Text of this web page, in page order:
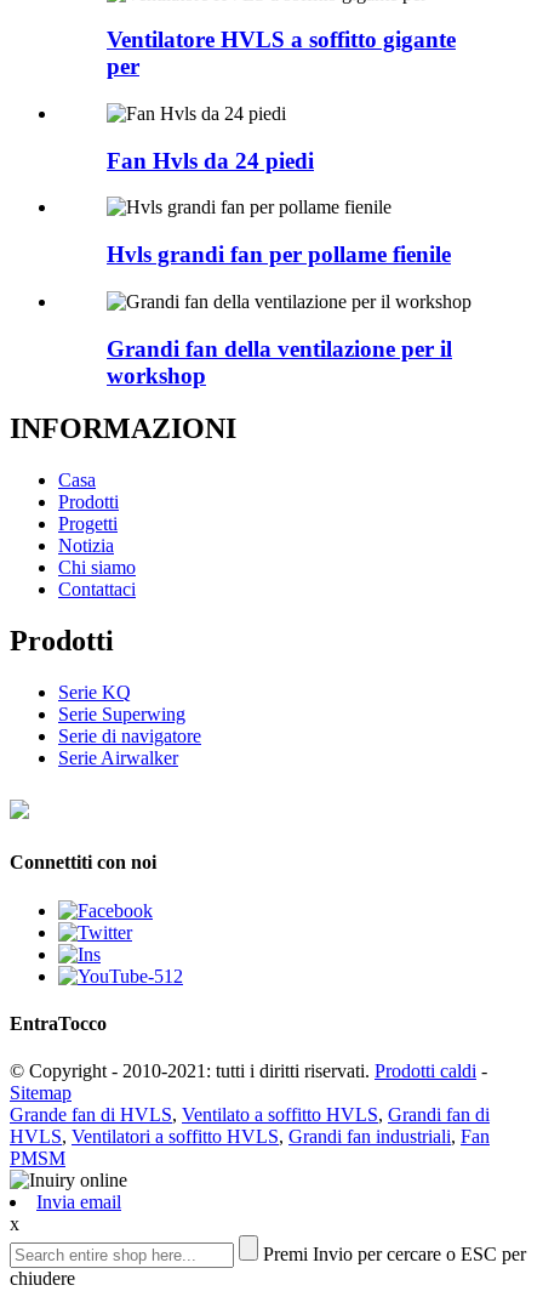
Ventilatore HVLS a soffitto gigante
per
Fan Hvls da 24 piedi
Hvls grandi fan per pollame fienile
Grandi fan della ventilazione per il
workshop
INFORMAZIONI
Casa
Prodotti
Progetti
Notizia
Chi siamo
Contattaci
Prodotti
Serie KQ
Serie Superwing
Serie di navigatore
Serie Airwalker
Connettiti con noi
EntraTocco
© Copyright - 2010-2021: tutti i diritti riservati. Prodotti caldi -
Sitemap
Grande fan di HVLS, Ventilato a soffitto HVLS, Grandi fan di
HVLS, Ventilatori a soffitto HVLS, Grandi fan industriali, Fan
PMSM
Invia email
x
Premi Invio per cercare o ESC per
chiudere